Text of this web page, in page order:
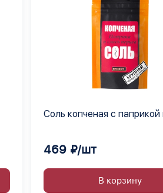
Соль копченая с паприкой
469 ₽/шт
В корзину